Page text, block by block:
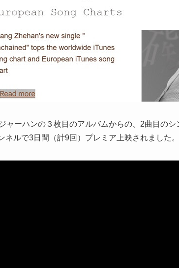
ャーハンの３枚目のアルバムからの、2曲目の
ネルで3日間（計9回）プレミア上映されました。